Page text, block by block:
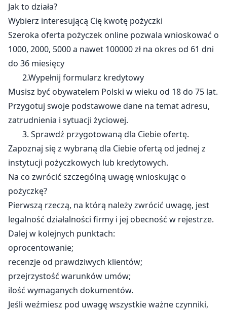
Jak to działa?
Wybierz interesującą Cię kwotę pożyczki
Szeroka oferta pożyczek online pozwala wnioskować o
1000, 2000, 5000 a nawet 100000 zł na okres od 61 dni
do 36 miesięcy
2.Wypełnij formularz kredytowy
Musisz być obywatelem Polski w wieku od 18 do 75 lat.
Przygotuj swoje podstawowe dane na temat adresu,
zatrudnienia i sytuacji życiowej.
3. Sprawdź przygotowaną dla Ciebie ofertę.
Zapoznaj się z wybraną dla Ciebie ofertą od jednej z
instytucji pożyczkowych lub kredytowych.
Na co zwrócić szczególną uwagę wnioskując o
pożyczkę?
Pierwszą rzeczą, na którą należy zwrócić uwagę, jest
legalność działalności firmy i jej obecność w rejestrze.
Dalej w kolejnych punktach:
oprocentowanie;
recenzje od prawdziwych klientów;
przejrzystość warunków umów;
ilość wymaganych dokumentów.
Jeśli weźmiesz pod uwagę wszystkie ważne czynniki,